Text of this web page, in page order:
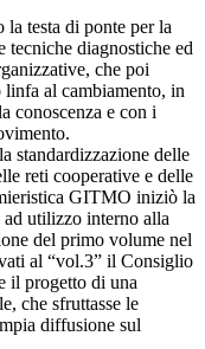
la testa di ponte per la
tecniche diagnostiche ed
che poi
linfa al cambiamento, in
conoscenza e con i
standardizzazione delle
reti cooperative e delle
GITMO iniziò la
utilizzo interno alla
del primo volume nel
al “vol.3” il Consiglio
il progetto di una
che sfruttasse le
diffusione sul